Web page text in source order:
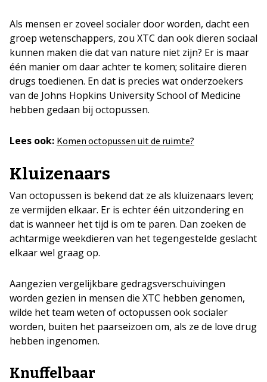
Als mensen er zoveel socialer door worden, dacht een
groep wetenschappers, zou XTC dan ook dieren sociaal
kunnen maken die dat van nature niet zijn? Er is maar
één manier om daar achter te komen; solitaire dieren
drugs toedienen. En dat is precies wat onderzoekers
van de Johns Hopkins University School of Medicine
hebben gedaan bij octopussen.
Lees ook: Komen octopussen uit de ruimte?
Kluizenaars
Van octopussen is bekend dat ze als kluizenaars leven;
ze vermijden elkaar. Er is echter één uitzondering en
dat is wanneer het tijd is om te paren. Dan zoeken de
achtarmige weekdieren van het tegengestelde geslacht
elkaar wel graag op.
Aangezien vergelijkbare gedragsverschuivingen
worden gezien in mensen die XTC hebben genomen,
wilde het team weten of octopussen ook socialer
worden, buiten het paarseizoen om, als ze de love drug
hebben ingenomen.
Knuffelbaar